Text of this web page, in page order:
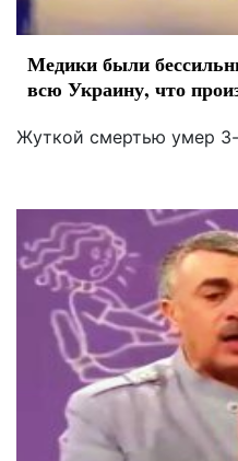
Медики были
всю Украину, что
Жуткой смертью умер